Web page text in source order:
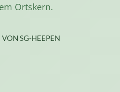
Ortskern.
VON SG-HEEPEN